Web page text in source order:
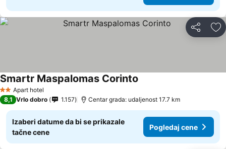
Deli
2 Zvezdice
Apart hotel
Smartr Maspalomas Corinto
8,1 Vrlo dobro 1.157 Centar grada: udaljenost 17.7 km
Izaberi datume da bi se prikazale
tačne cene
Pogledaj cene